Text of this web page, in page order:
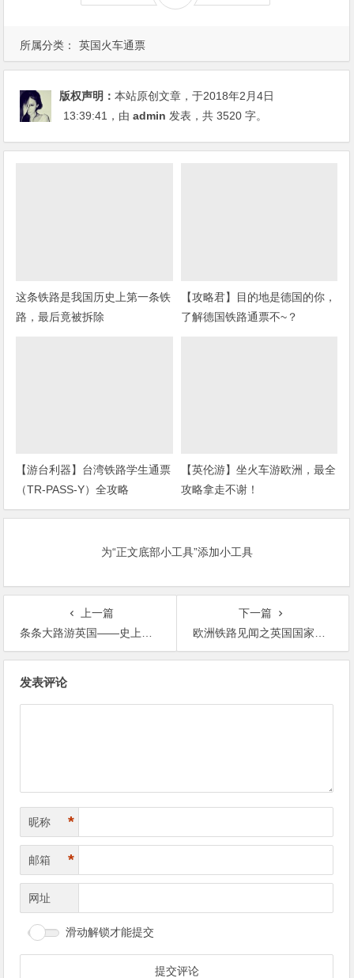
所属分类： 英国火车通票
版权声明：本站原创文章，于2018年2月4日
13:39:41 ，由admin 发表，共 3520 字。
这条铁路是我国历史上第一条铁
路，最后竟被拆除
【攻略君】目的地是德国的你，
了解德国铁路通票不~？
【游台利器】台湾铁路学生通票
（TR-PASS-Y）全攻略
【英伦游】坐火车游欧洲，最全
攻略拿走不谢！
为“正文底部小工具”添加小工具
上一篇
条条大路游英国——史上最详细关于英国交通的介绍
下一篇
欧洲铁路见闻之英国国家铁路博物馆
发表评论
昵称 *
邮箱 *
网址
滑动解锁才能提交